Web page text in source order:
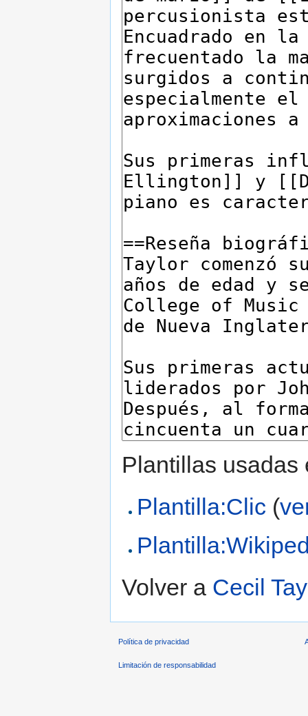
Plantillas usadas
Plantilla:Clic (
Volver a Cecil
Política de privacidad
Limitación de responsabilidad